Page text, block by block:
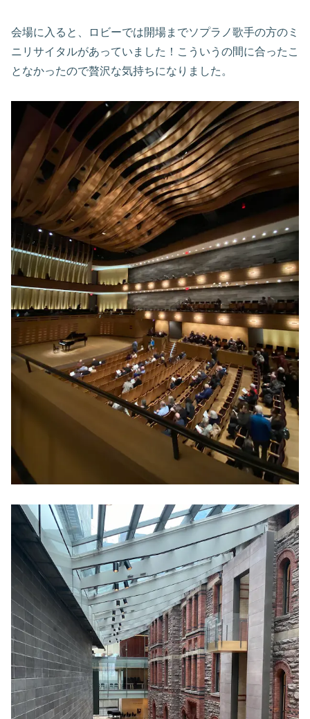
会場に入ると、ロビーでは開場までソプラノ歌手の方のミ
ニリサイタルがあっていました！こういうの間に合ったこ
となかったので贅沢な気持ちになりました。